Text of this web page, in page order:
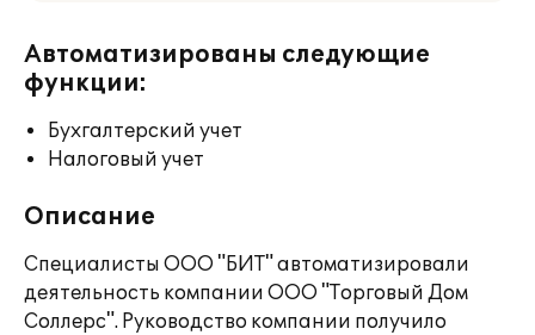
Автоматизированы следующие
функции:
Бухгалтерский учет
Налоговый учет
Описание
Специалисты ООО "БИТ" автоматизировали
деятельность компании ООО "Торговый Дом
Соллерс". Руководство компании получило